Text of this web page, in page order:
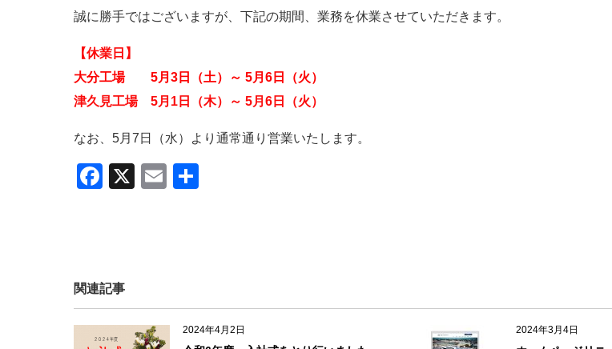
誠に勝手ではございますが、下記の期間、業務を休業させていただきます。
【休業日】
大分工場
5月3日（土）～ 5月6日（火）
津久見工場
5月1日（木）～ 5月6日（火）
なお、5月7日（水）より通常通り営業いたします。
F
b
o
o
X
E
関連記事
2024年4月2日 2024年3月4日